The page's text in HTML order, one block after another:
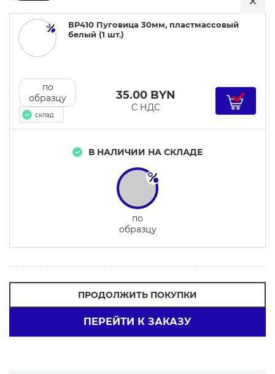
ВР410 Пуговица 30мм, пластмассовый
белый (1 шт.)
по
образцу
склад
35.00 BYN
С НДС
В НАЛИЧИИ НА СКЛАДЕ
по
образцу
ПРОДОЛЖИТЬ ПОКУПКИ
ПЕРЕЙТИ К ЗАКАЗУ